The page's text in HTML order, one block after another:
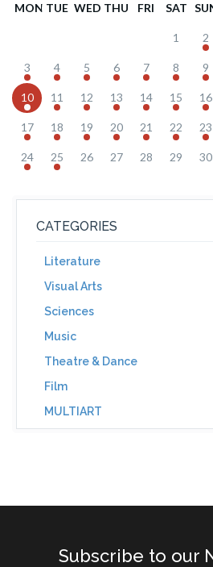
MON TUE WED THU FRI SAT
1 2
3 4 5 6 7 8 9
10 11 12 13 14 15 16
17 18 19 20 21 22 23
24 25 26 27 28 29 30
CATEGORIES
Literature
Visual Arts
Sciences
Music
Theatre & Dance
Film
MULTIART
Subscribe to our